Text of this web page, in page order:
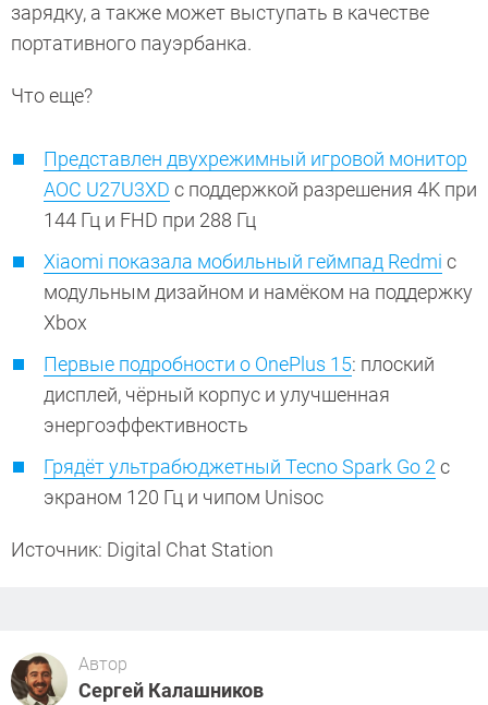
зарядку, а также может выступать в качестве
портативного пауэрбанка.
Что еще?
Представлен двухрежимный игровой монитор
AOC U27U3XD с поддержкой разрешения 4K при
144 Гц и FHD при 288 Гц
Xiaomi показала мобильный геймпад Redmi с
модульным дизайном и намёком на поддержку
Xbox
Первые подробности о OnePlus 15: плоский
дисплей, чёрный корпус и улучшенная
энергоэффективность
Грядёт ультрабюджетный Tecno Spark Go 2 с
экраном 120 Гц и чипом Unisoc
Источник: Digital Chat Station
Автор
Сергей Калашников